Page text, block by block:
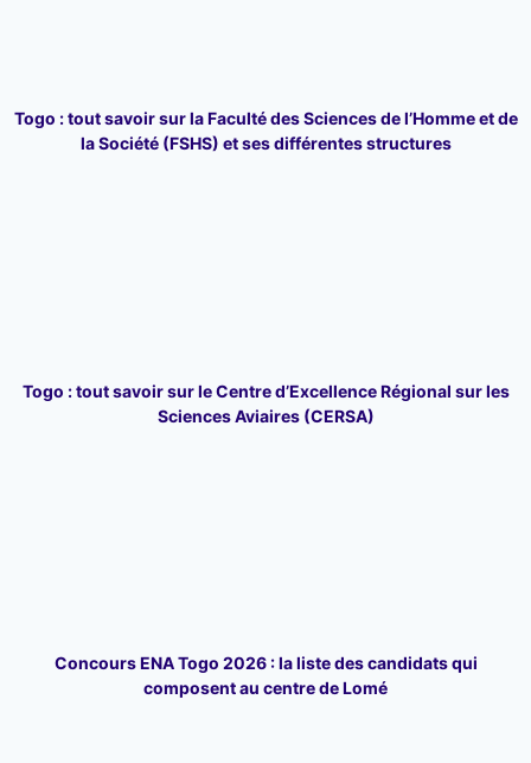
Togo : tout savoir sur la Faculté des Sciences de l’Homme et de
la Société (FSHS) et ses différentes structures
Togo : tout savoir sur le Centre d’Excellence Régional sur les
Sciences Aviaires (CERSA)
Concours ENA Togo 2026 : la liste des candidats qui
composent au centre de Lomé